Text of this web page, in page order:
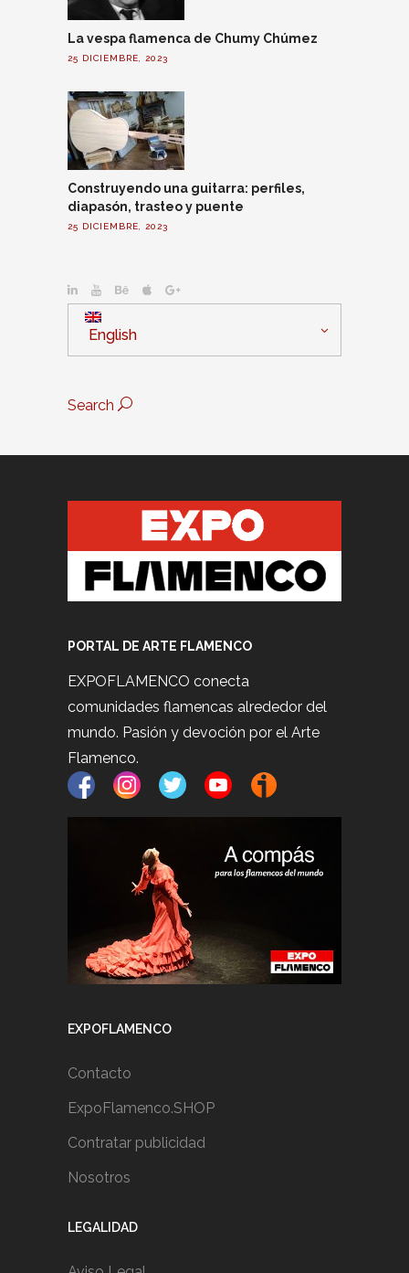
La vespa flamenca de Chumy Chúmez
25 DICIEMBRE, 2023
Construyendo una guitarra: perfiles,
diapasón, trasteo y puente
25 DICIEMBRE, 2023
English
Search
PORTAL DE ARTE FLAMENCO
EXPOFLAMENCO conecta
comunidades flamencas alrededor del
mundo. Pasión y devoción por el Arte
Flamenco.
EXPOFLAMENCO
Contacto
ExpoFlamenco.SHOP
Contratar publicidad
Nosotros
LEGALIDAD